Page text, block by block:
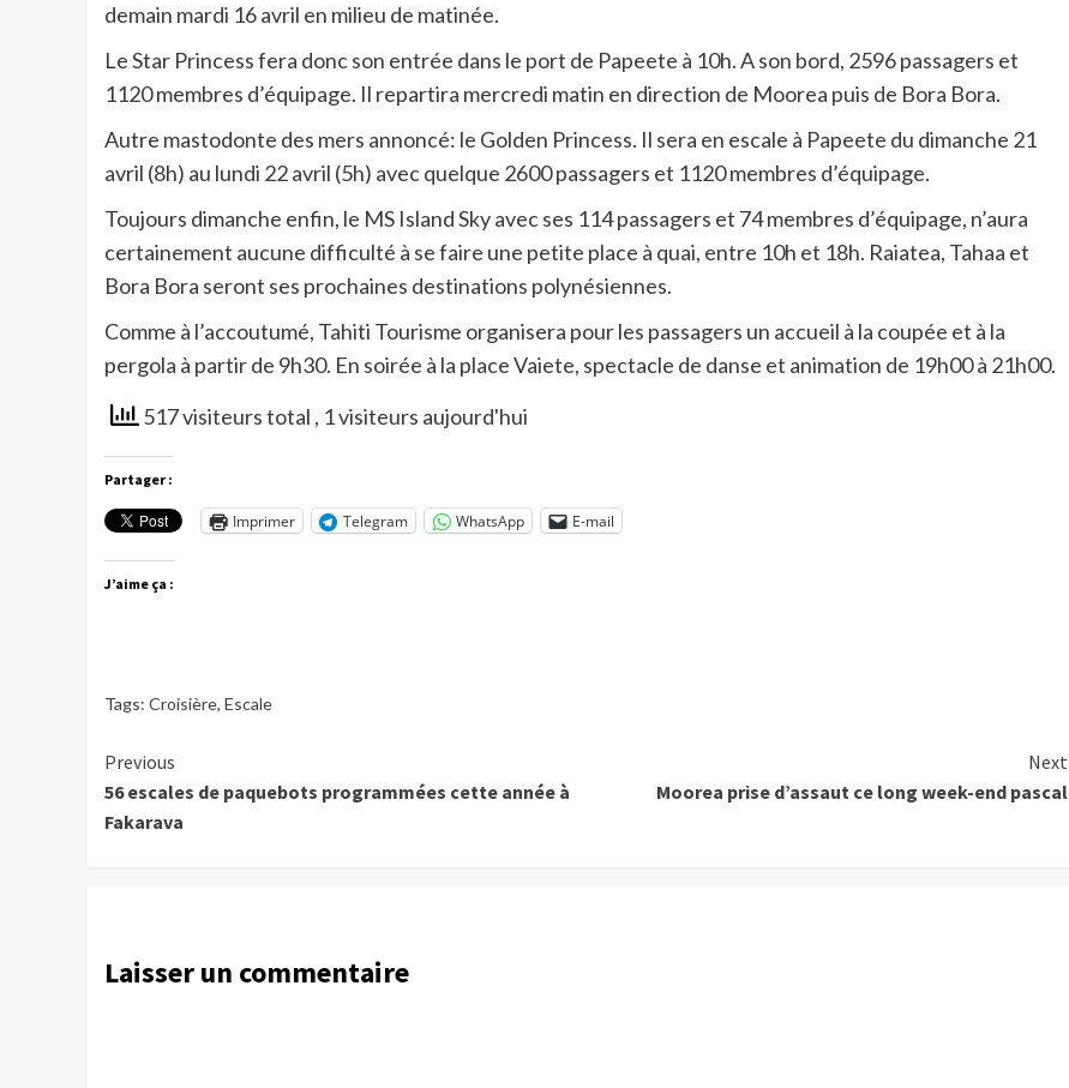
demain mardi 16 avril en milieu de matinée.
Le Star Princess fera donc son entrée dans le port de Papeete à 10h. A son bord, 2596 passagers et
1120 membres d’équipage. Il repartira mercredi matin en direction de Moorea puis de Bora Bora.
Autre mastodonte des mers annoncé: le Golden Princess. Il sera en escale à Papeete du dimanche 21
avril (8h) au lundi 22 avril (5h) avec quelque 2600 passagers et 1120 membres d’équipage.
Toujours dimanche enfin, le MS Island Sky avec ses 114 passagers et 74 membres d’équipage, n’aura
certainement aucune difficulté à se faire une petite place à quai, entre 10h et 18h. Raiatea, Tahaa et
Bora Bora seront ses prochaines destinations polynésiennes.
Comme à l’accoutumé, Tahiti Tourisme organisera pour les passagers un accueil à la coupée et à la
pergola à partir de 9h30. En soirée à la place Vaiete, spectacle de danse et animation de 19h00 à 21h00.
517 visiteurs total , 1 visiteurs aujourd'hui
Partager :
Imprimer Telegram WhatsApp E-mail
J’aime ça :
Tags: Croisière, Escale
Continue
Reading
Previous
56 escales de paquebots programmées cette année à
Fakarava
Next
Moorea prise d’assaut ce long week-end pascal
Laisser un commentaire